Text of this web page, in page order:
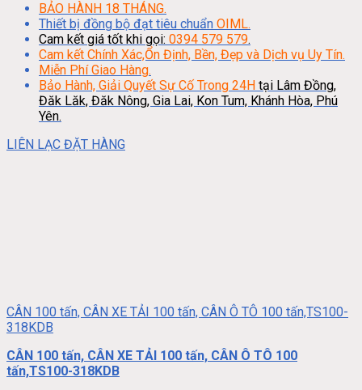
BẢO HÀNH 18 THÁNG.
Thiết bị đồng bộ đạt tiêu chuẩn OIML.
Cam kết giá tốt khi gọi: 0394 579 579.
Cam kết Chính Xác,Ổn Định, Bền, Đẹp và Dịch vụ Uy Tín.
Miễn Phí Giao Hàng.
Bảo Hành, Giải Quyết Sự Cố Trong 24H tại Lâm Đồng,
Đăk Lăk, Đăk Nông, Gia Lai, Kon Tum, Khánh Hòa, Phú
Yên.
LIÊN LẠC ĐẶT HÀNG
CÂN 100 tấn, CÂN XE TẢI 100 tấn, CÂN Ô TÔ 100 tấn,TS100-
318KDB
CÂN 100 tấn, CÂN XE TẢI 100 tấn, CÂN Ô TÔ 100
tấn,TS100-318KDB